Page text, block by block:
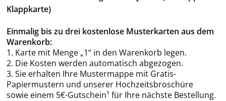
Klappkarte)
Einmalig bis zu drei kostenlose Musterkarten aus dem
Warenkorb:
1. Karte mit Menge „1“ in den Warenkorb legen.
2. Die Kosten werden automatisch abgezogen.
3. Sie erhalten Ihre Mustermappe mit Gratis-
Papiermustern und unserer Hochzeitsbroschüre
sowie einem 5€-Gutschein¹ für Ihre nächste Bestellung.